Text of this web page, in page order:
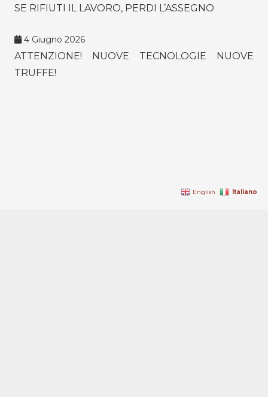
SE RIFIUTI IL LAVORO, PERDI L’ASSEGNO
4 Giugno 2026
ATTENZIONE! NUOVE TECNOLOGIE NUOVE
TRUFFE!
English Italiano